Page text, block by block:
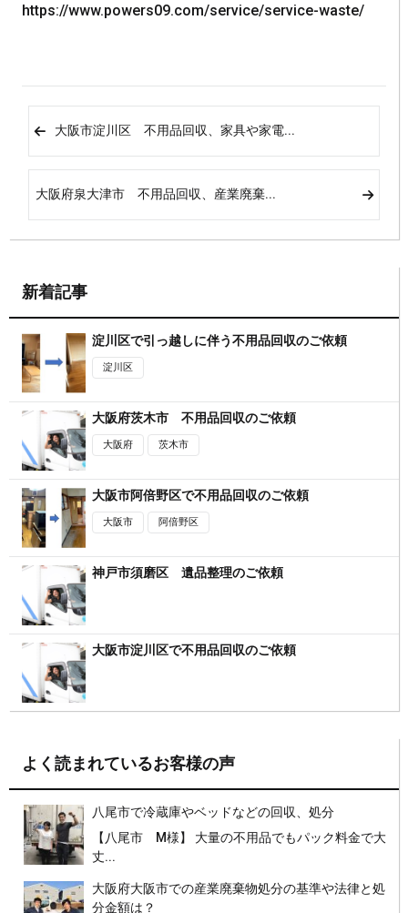
https://www.powers09.com/service/service-waste/
大阪市淀川区 不用品回収、家具や家電...
大阪府泉大津市 不用品回収、産業廃棄...
新着記事
淀川区で引っ越しに伴う不用品回収のご依頼
淀川区
大阪府茨木市 不用品回収のご依頼
大阪府 茨木市
大阪市阿倍野区で不用品回収のご依頼
大阪市 阿倍野区
神戸市須磨区 遺品整理のご依頼
大阪市淀川区で不用品回収のご依頼
よく読まれているお客様の声
八尾市で冷蔵庫やベッドなどの回収、処分
【八尾市 M様】 大量の不用品でもパック料金で大
丈...
大阪府大阪市での産業廃棄物処分の基準や法律と処
分金額は？